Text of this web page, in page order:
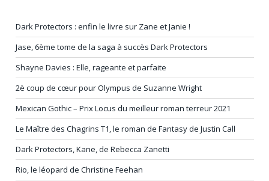
Dark Protectors : enfin le livre sur Zane et Janie !
Jase, 6ème tome de la saga à succès Dark Protectors
Shayne Davies : Elle, rageante et parfaite
2è coup de cœur pour Olympus de Suzanne Wright
Mexican Gothic – Prix Locus du meilleur roman terreur 2021
Le Maître des Chagrins T1, le roman de Fantasy de Justin Call
Dark Protectors, Kane, de Rebecca Zanetti
Rio, le léopard de Christine Feehan